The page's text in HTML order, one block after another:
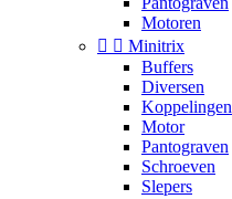
Motoren
  Minitrix
Buffers
Diversen
Koppelingen
Motor
Pantograven
Schroeven
Slepers